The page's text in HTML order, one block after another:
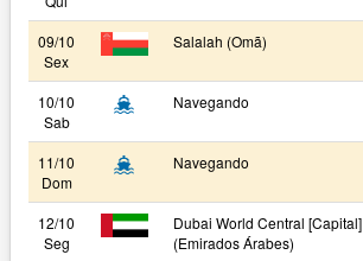
09/10
Sex
Salalah (Omã)
10/10
Sab
Navegando
11/10
Dom
Navegando
12/10
Seg
Dubai World Central [Capital]
(Emirados Árabes)